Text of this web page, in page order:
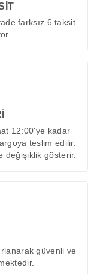
farksız 6 taksit
12:00'ye kadar
teslim edilir.
değişiklik gösterir.
güvenli ve